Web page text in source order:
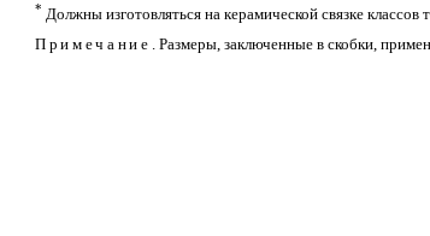
* Должны изготовляться на керамической связке
Примечание . Размеры, заключенные в скобки,